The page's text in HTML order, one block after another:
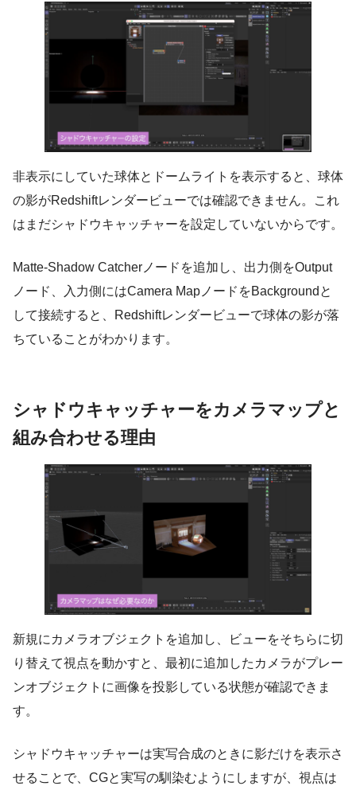
非表示にしていた球体とドームライトを表示すると、球体
の影がRedshiftレンダービューでは確認できません。これ
はまだシャドウキャッチャーを設定していないからです。
Matte-Shadow Catcherノードを追加し、出力側をOutput
ノード、入力側にはCamera MapノードをBackgroundと
して接続すると、Redshiftレンダービューで球体の影が落
ちていることがわかります。
シャドウキャッチャーをカメラマップと
組み合わせる理由
新規にカメラオブジェクトを追加し、ビューをそちらに切
り替えて視点を動かすと、最初に追加したカメラがプレー
ンオブジェクトに画像を投影している状態が確認できま
す。
シャドウキャッチャーは実写合成のときに影だけを表示さ
せることで、CGと実写の馴染むようにしますが、視点は